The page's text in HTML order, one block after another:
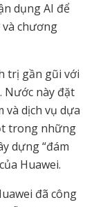
dụng AI để
chương
trị gần gũi với
Nước này đặt
và dịch vụ dựa
trong những
dựng “đám
Huawei.
đã công